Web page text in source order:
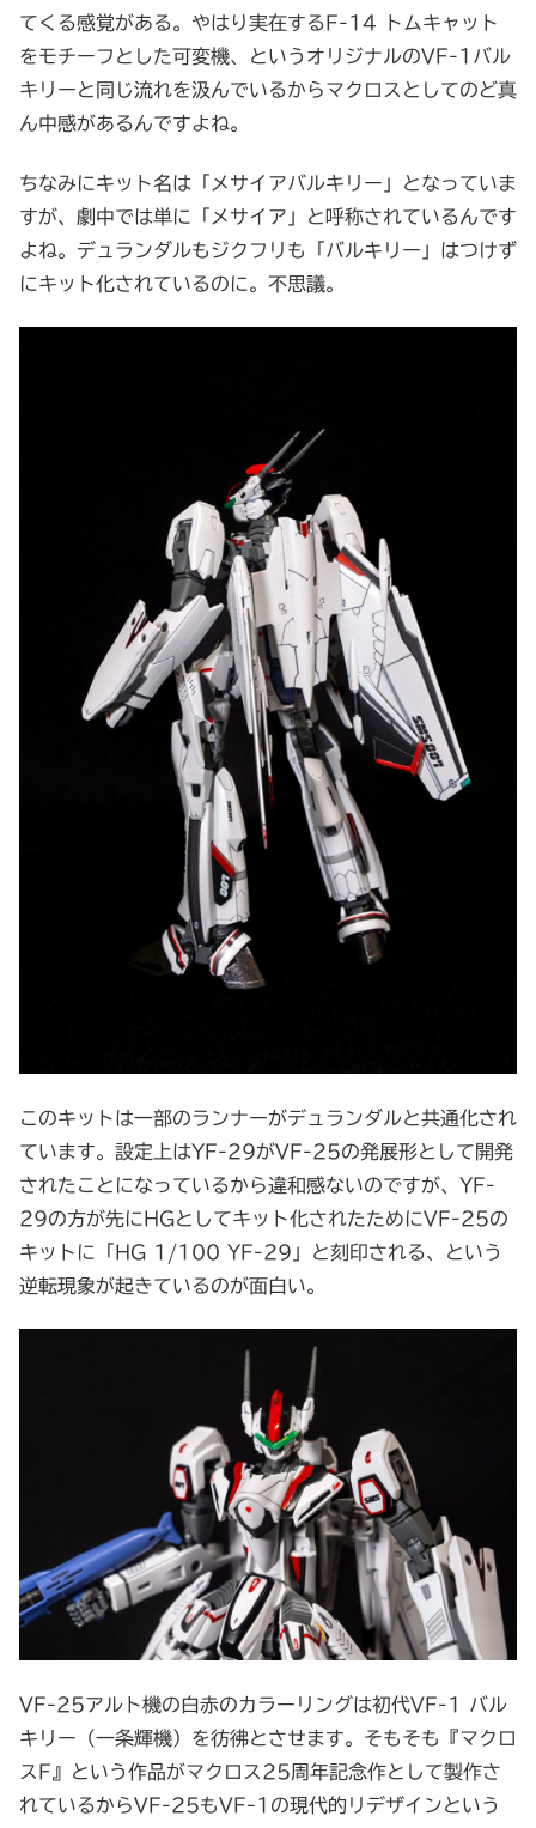
てくる感覚がある。やはり実在するF-14 トムキャット
をモチーフとした可変機、というオリジナルのVF-1バル
キリーと同じ流れを汲んでいるからマクロスとしてのど真
ん中感があるんですよね。
ちなみにキット名は「メサイアバルキリー」となっていま
すが、劇中では単に「メサイア」と呼称されているんです
よね。デュランダルもジクフリも「バルキリー」はつけず
にキット化されているのに。不思議。
このキットは一部のランナーがデュランダルと共通化され
ています。設定上はYF-29がVF-25の発展形として開発
されたことになっているから違和感ないのですが、YF-
29の方が先にHGとしてキット化されたためにVF-25の
キットに「HG 1/100 YF-29」と刻印される、という
逆転現象が起きているのが面白い。
VF-25アルト機の白赤のカラーリングは初代VF-1 バル
キリー（一条輝機）を彷彿とさせます。そもそも『マクロ
スF』という作品がマクロス25周年記念作として製作さ
れているからVF-25もVF-1の現代的リデザインという